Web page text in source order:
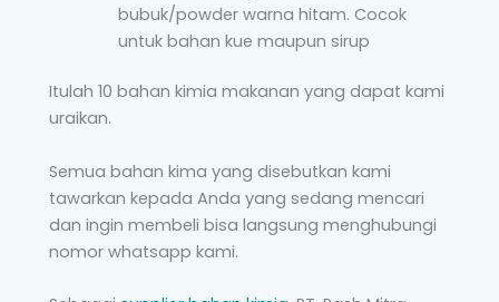
bubuk/powder warna hitam. Cocok
untuk bahan kue maupun sirup
Itulah 10 bahan kimia makanan yang dapat kami
uraikan.
Semua bahan kima yang disebutkan kami
tawarkan kepada Anda yang sedang mencari
dan ingin membeli bisa langsung menghubungi
nomor whatsapp kami.